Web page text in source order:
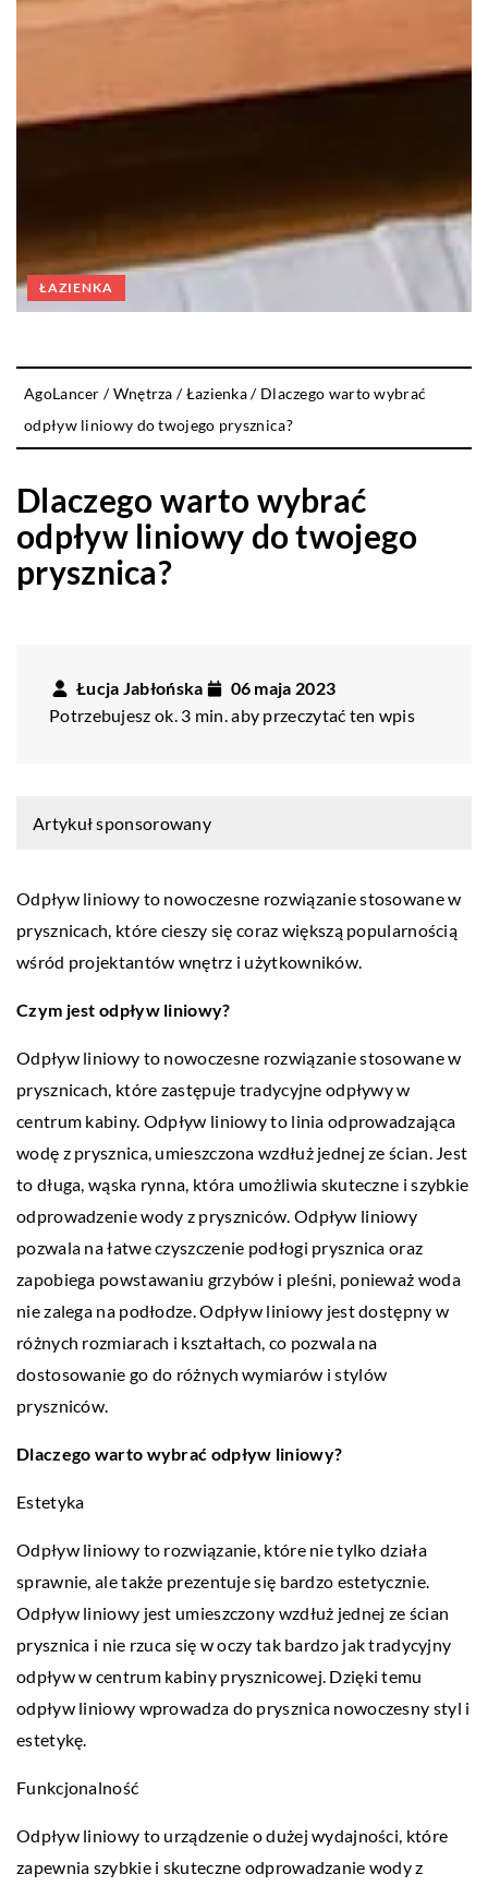
ŁAZIENKA
AgoLancer /Wnętrza /Łazienka/ Dlaczego warto wybrać
odpływ liniowy do twojego prysznica?
Dlaczego warto wybrać
odpływ liniowy do twojego
prysznica?
Łucja Jabłońska
06 maja 2023
Potrzebujesz ok. 3 min. aby przeczytać ten wpis
Artykuł sponsorowany
Odpływ liniowy to nowoczesne rozwiązanie stosowane w
prysznicach, które cieszy się coraz większą popularnością
wśród projektantów wnętrz i użytkowników.
Czym jest odpływ liniowy?
Odpływ liniowy to nowoczesne rozwiązanie stosowane w
prysznicach, które zastępuje tradycyjne odpływy w
centrum kabiny. Odpływ liniowy to linia odprowadzająca
wodę z prysznica, umieszczona wzdłuż jednej ze ścian. Jest
to długa, wąska rynna, która umożliwia skuteczne i szybkie
odprowadzenie wody z pryszniców. Odpływ liniowy
pozwala na łatwe czyszczenie podłogi prysznica oraz
zapobiega powstawaniu grzybów i pleśni, ponieważ woda
nie zalega na podłodze. Odpływ liniowy jest dostępny w
różnych rozmiarach i kształtach, co pozwala na
dostosowanie go do różnych wymiarów i stylów
pryszniców.
Dlaczego warto wybrać odpływ liniowy?
Estetyka
Odpływ liniowy to rozwiązanie, które nie tylko działa
sprawnie, ale także prezentuje się bardzo estetycznie.
Odpływ liniowy jest umieszczony wzdłuż jednej ze ścian
prysznica i nie rzuca się w oczy tak bardzo jak tradycyjny
odpływ w centrum kabiny prysznicowej. Dzięki temu
odpływ liniowy wprowadza do prysznica nowoczesny styl i
estetykę.
Funkcjonalność
Odpływ liniowy to urządzenie o dużej wydajności, które
zapewnia szybkie i skuteczne odprowadzanie wody z